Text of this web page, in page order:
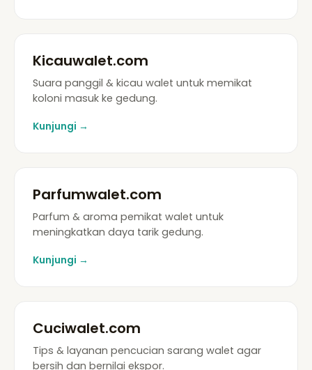
Kicauwalet.com
Suara panggil & kicau walet untuk memikat
koloni masuk ke gedung.
Kunjungi →
Parfumwalet.com
Parfum & aroma pemikat walet untuk
meningkatkan daya tarik gedung.
Kunjungi →
Cuciwalet.com
Tips & layanan pencucian sarang walet agar
bersih dan bernilai ekspor.